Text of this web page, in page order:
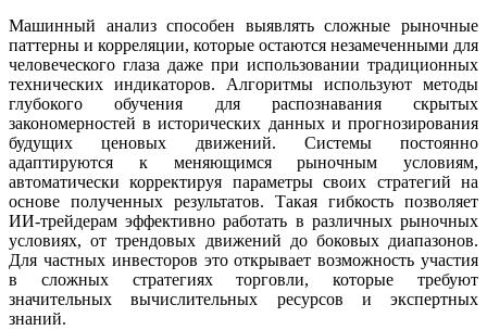
Машинный анализ способен выявлять сложные рыночные
паттерны и корреляции, которые остаются незамеченными для
человеческого глаза даже при использовании традиционных
технических индикаторов. Алгоритмы используют методы
глубокого обучения для распознавания скрытых
закономерностей в исторических данных и прогнозирования
будущих ценовых движений. Системы постоянно
адаптируются к меняющимся рыночным условиям,
автоматически корректируя параметры своих стратегий на
основе полученных результатов. Такая гибкость позволяет
ИИ-трейдерам эффективно работать в различных рыночных
условиях, от трендовых движений до боковых диапазонов.
Для частных инвесторов это открывает возможность участия
в сложных стратегиях торговли, которые требуют
значительных вычислительных ресурсов и экспертных
знаний.